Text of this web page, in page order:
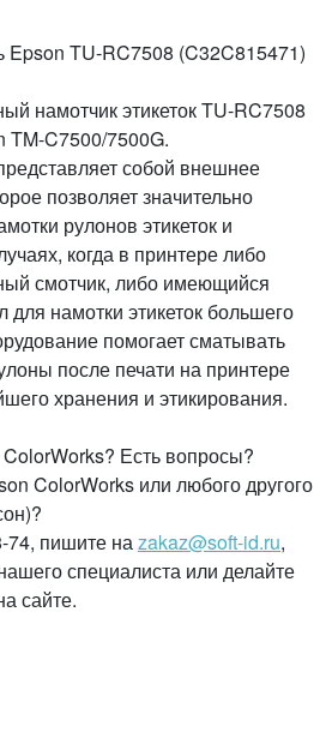
TU-RC7508 (C32C815471)
намотчик этикеток TU-RC7508
TM-C7500/7500G.
собой внешнее
позволяет значительно
рулонов этикеток и
когда в принтере либо
смотчик, либо имеющийся
намотки этикеток большего
помогает сматывать
после печати на принтере
хранения и этикирования.
Есть вопросы?
ColorWorks или любого другого
74, пишите наzakaz@soft-id.ru,
специалиста или делайте
сайте.